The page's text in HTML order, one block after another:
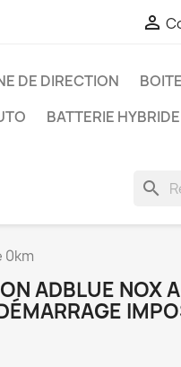

DE DIRECTION
BATTERIE HYBRIDE
search
0km
ADBLUE NOX